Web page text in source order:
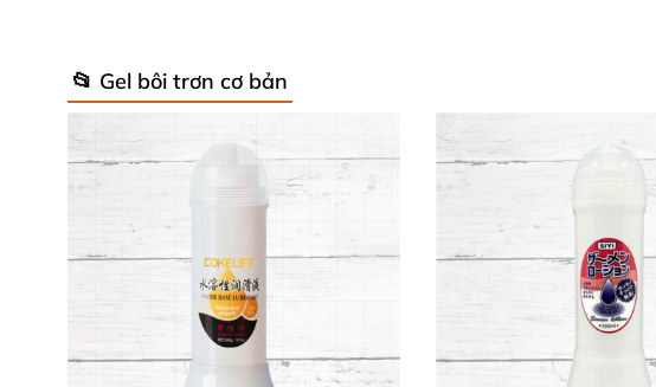
Hydroxypropyl Methylcellulose
Độ pH cân bằng, an toàn cho da và niêm mạc nhạy cảm
Hạn sử dụng lên đến 5 năm khi bảo quản nơi khô ráo,
Thương hiệu: Kawaii CJ – uy tín và chất lượng Nhật Bản
Ý kiến khách hàng sau khi sử dụng 💬
📂 Gel bôi trơn cơ bản